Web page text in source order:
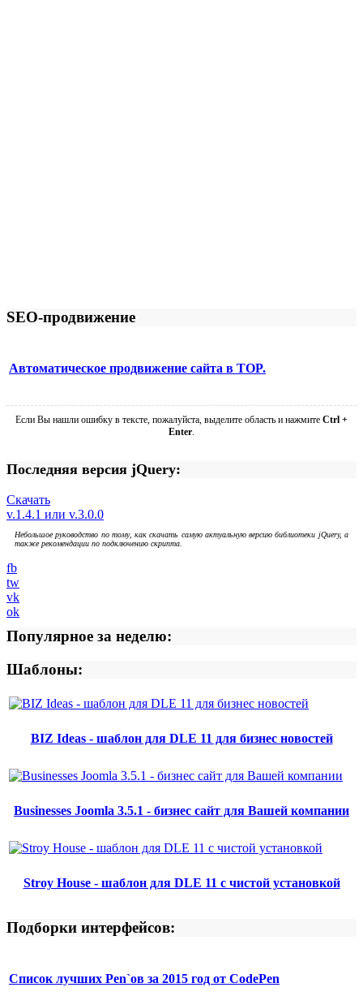
SEO-продвижение
Автоматическое продвижение сайта в TOP.
Если Вы нашли ошибку в тексте, пожалуйста, выделите область и нажмите Ctrl +
Enter.
Последняя версия jQuery:
Скачать
v.1.4.1 или v.3.0.0
Небольшое руководство по тому, как скачать самую актуальную версию библиотеки jQuery, а
также рекомендации по подключению скрипта.
fb
tw
vk
ok
Популярное за неделю:
Шаблоны:
BIZ Ideas - шаблон для DLE 11 для бизнес новостей
Businesses Joomla 3.5.1 - бизнес сайт для Вашей компании
Stroy House - шаблон для DLE 11 с чистой установкой
Подборки интерфейсов:
Список лучших Pen`ов за 2015 год от CodePen